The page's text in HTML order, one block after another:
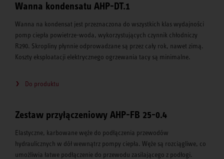
Wanna kondensatu AHP-DT.1
Wanna na kondensat jest przeznaczona do wszystkich klas wydajności
pomp ciepła powietrze-woda, wykorzystujących czynnik chłodniczy
R290. Skropliny płynnie odprowadzane są przez cały rok, nawet zimą.
Koszty eksploatacji elektrycznego ogrzewania tacy są minimalne.
Do produktu
Zestaw przyłączeniowy AHP-FB 25-0.4
Elastyczne, karbowane węże do podłączenia przewodów
hydraulicznych w dół wewnątrz pompy ciepła. Węże są rozciągliwe, co
umożliwia łatwe podłączenie do przewodu zasilającego z podłogi.